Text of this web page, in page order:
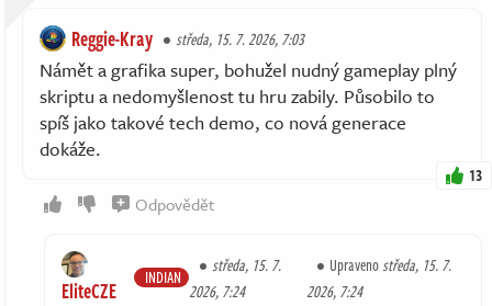
Reggie-Kray středa, 15. 7. 2026, 7:03
Námět a grafika super, bohužel nudný gameplay plný
skriptu a nedomyšlenost tu hru zabily. Působilo to
spíš jako takové tech demo, co nová generace
dokáže.
13
Odpovědět
EliteCZE INDIAN
středa, 15. 7.
2026, 7:24
Upravenostředa, 15. 7.
2026, 7:24